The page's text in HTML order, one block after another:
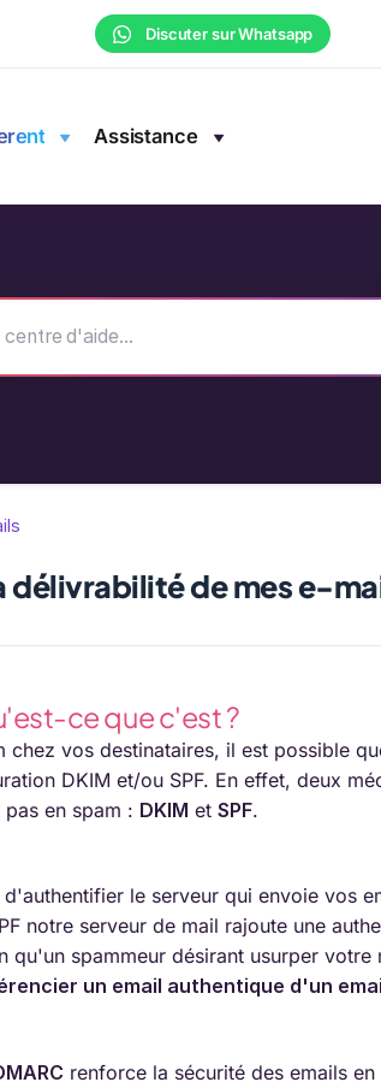
Discuter sur Whatsapp
Assistance
délivrabilité de mes e-
ce que c'est ?
chez vos destinataires, il est possible
DKIM et/ou SPF. En effet, deux
en spam : DKIM et SPF.
le serveur qui envoie vos
notre serveur de mail rajoute une
qu'un spammeur désirant usurper
un email authentique d'un
renforce la sécurité des emails